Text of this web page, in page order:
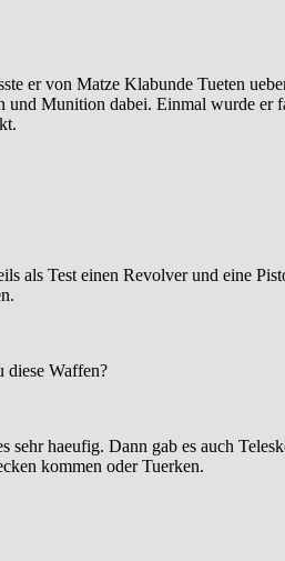
er von Matze Klabunde Tueten
und Munition dabei. Einmal wurde
als Test einen Revolver und eine
diese Waffen?
haeufig. Dann gab es auch
kommen oder Tuerken.